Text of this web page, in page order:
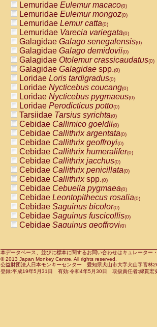
AtelidaeAlouatta caraya(0)
AtelidaeAlouatta fusca(0)
AtelidaeAlouatta seniculus
AtelidaeAlouattaspp.(0)
AtelidaeAteles belzebuth(0)
AtelidaeAteles geoffroyi(0)
AtelidaeAteles paniscus(0)
AtelidaeAtelesspp.(0)
Atelidae Lagothrix lagothricha
AtelidaeLagothrix lagothricha cana
PitheciidaeCacajao calvus
PitheciidaeCallicebus cupreus
PitheciidaeCallicebus donacophilus
PitheciidaeCallicebus moloch
PitheciidaeCallicebus torquatus
PitheciidaeCallicebusspp.(0)
PitheciidaeChiropotes satanas(0)
PitheciidaePithecia monachus
PitheciidaePithecia pithecia(0)
CercopithecidaeCercocebus agilis
CercopithecidaeCercocebus
CercopithecidaeCercocebus
CercopithecidaeCercocebus
CercopithecidaeCercocebus
CercopithecidaeCercocebushybrid
CercopithecidaePapio anubis(0)
CercopithecidaePapio cynocephalus
CercopithecidaePapio hamadryas(0)
Lemuridae Eulemur macaco(0)
Lemuridae Eulemur mongoz(0)
Lemuridae Lemur catta(0)
Lemuridae Varecia variegata(0)
Galagidae Galago senegalensis(0)
Galagidae Galago demidovii(0)
Galagidae Otolemur crassicaudatus(0)
Galagidae Galagidae spp.(0)
Loridae Loris tardigradus(0)
Loridae Nycticebus coucang(0)
Loridae Nycticebus pygmaeus(0)
Loridae Perodicticus potto(0)
Tarsiidae Tarsius syrichta(0)
Cebidae Callimico goeldii(0)
Cebidae Callithrix argentata(0)
Cebidae Callithrix geoffroyi(0)
Cebidae Callithrix humeralifer(0)
Cebidae Callithrix jacchus(0)
Cebidae Callithrix penicillata(0)
Cebidae Callithrixspp.(0)
Cebidae Cebuella pygmaea(0)
Cebidae Leontopithecus rosalia(0)
Cebidae Saguinus bicolor(0)
Cebidae Saguinus fuscicollis(0)
Cebidae Saguinus geoffroyi(0)
CebidaeSaguinus leucopus(0)
CebidaeSaguinus midas(0)
Cebidae Saguinus mystax(0)
本データベース、並びに標本に関するお問い合わせはキュレータ
© 2013 Japan Monkey Centre. All rights reserved.
公益財団法人日本モンキーセンター 愛知県犬山市大字犬山字官
登録:平成19年5月31日 有効:令和4年5月30日 取扱責任者:綿貫宏